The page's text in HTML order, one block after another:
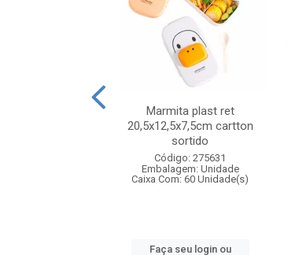
Marmita plast ret
20,5x12,5x7,5cm cartton
sortido
Código: 275631
Embalagem: Unidade
Caixa Com: 60 Unidade(s)
Faça seu login ou